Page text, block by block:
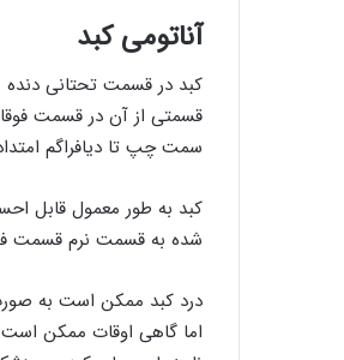
آناتومی کبد
کبد در قسمت تحتانی دنده
قسمتی از آن در قسمت
سمت چپ تا دیافراگم
کبد به طور معمول قابل
شده به قسمت نرم قسمت
درد کبد ممکن است به
اما گاهی اوقات ممکن